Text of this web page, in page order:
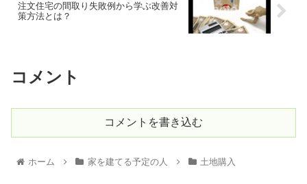
注文住宅の間取り失敗例から学ぶ改善対
策方法とは？
コメント
コメントを書き込む
ホーム 家を建てる予定の人 土地購入